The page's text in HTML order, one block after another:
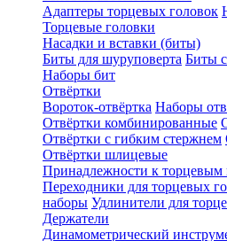
Адаптеры торцевых головок
Торцевые головки
Насадки и вставки (биты)
Биты для шуруповерта Биты
Наборы бит
Отвёртки
Вороток-отвёртка Наборы
Отвёртки комбинированные
Отвёртки с гибким стержнем
Отвёртки шлицевые
Принадлежности к торцевым
Переходники для торцевых
наборы Удлинители для
Держатели
Динамометрический